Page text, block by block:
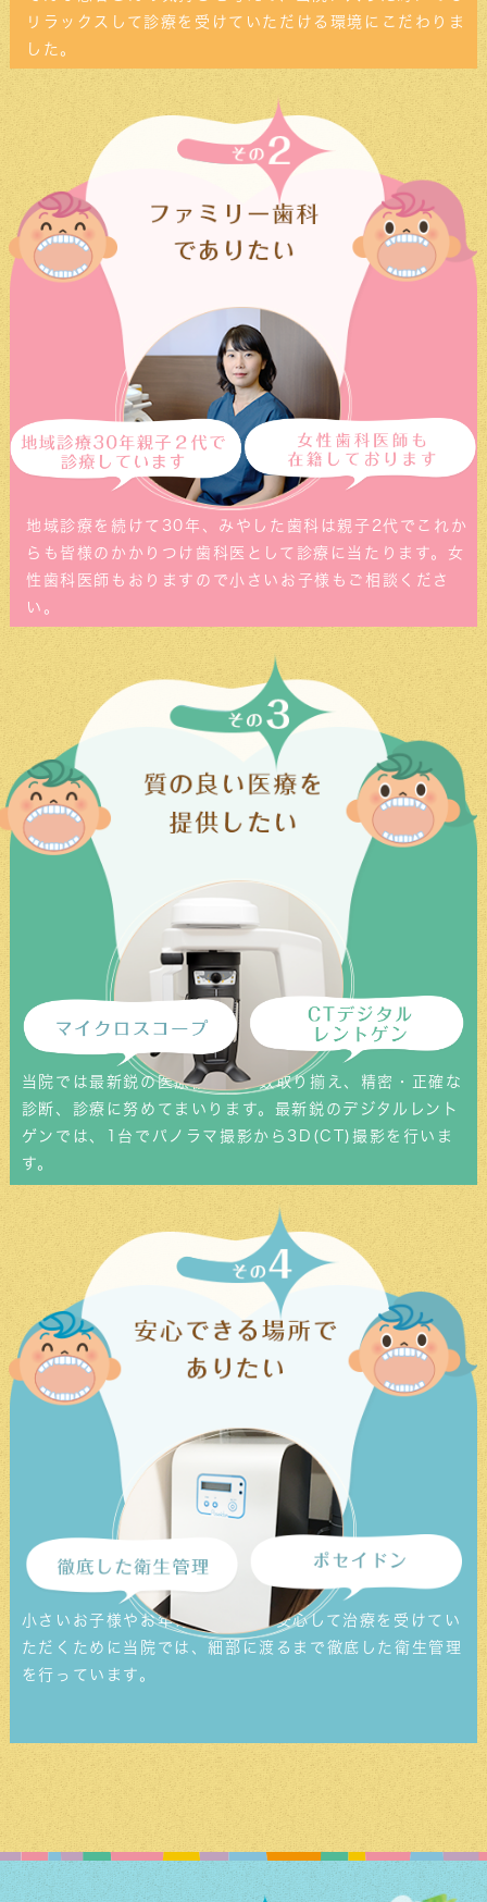
次回の矯正治療日は6/13(金)15:30〜、
ご予約お待ちしております。
2025/5/2
ゴールデンウィークの休診について
ゴールデンウィークに伴い、5/2(金)〜6(火)ま
で休診とさせていただきます。7(水)より通常通
り診察させていただきます。ご迷惑をおかけし
ますが、よろしくお願いいたします。
2025/4/13
5月の矯正治療について
次回の矯正治療日は5/9(金)15:30〜、5/10(土)
午前の部となります。
ご予約お待ちしております。
2025/3/19
4月の矯正治療日について
次回の矯正治療日は4/11(金)15:30〜、
4/12(土)午前の部となります。
2025/1/15
2月の矯正治療日について
次回の矯正治療日は2/7(金)15:30〜、2/8(土)
午前の部となります。
ご予約お待ちしております。
2024/12/19
年末年始の休診日と1月の矯正治療日
について
本年もご来院いただきまして、誠にありがとう
ございました。
年末年始の休診日は12/28(土)午後の部〜
1/3(金)までとなります(28日は午前中までの診
療になります)。新年は1/4(土)より通常通り診
療致します。
1月の矯正治療日は1/10(金)15:30〜、11(土)午
前の部となります。ご予約をお待ちしておりま
す。
12月の矯正治療日と年末年始の予定に
ついて
次回の矯正治療日は12/13(金)15:30〜、
12/14(土)午前の部となります。
ご予約お待ちしております。
年末は12/28(土)午後の部〜新年1/3(金)まで休
診とさせていただきます。
1/4(土)より通常通りの診察となります。
ご迷惑をおかけしますが、よろしくお願いいた
します。
2024/10/15
11月の矯正治療日について
次回の矯正治療日は11/9(土)午前の部、
11/15(金)15:30〜となります。
次回は変則的な予定となっております。お間違
えのないようご来院をお願い致します。
次回の矯正治療日は10/11(金)15:30〜、
10/12(土)午前の部となります。
ご予約お待ちしております。
リラックスして診療を受けていただける環境にこだわりま
した。
地域診療を続けて30年、みやした歯科は親子2代でこれか
らも皆様のかかりつけ歯科医として診療に当たります。女
性歯科医師もおりますので小さいお子様もご相談くださ
い。
当院では最新鋭の医療機器を多数取り揃え、精密・正確な
診断、診療に努めてまいります。最新鋭のデジタルレント
ゲンでは、1台でパノラマ撮影から3D(CT)撮影を行いま
す。
小さいお子様やお年寄りの方でも安心して治療を受けてい
ただくために当院では、細部に渡るまで徹底した衛生管理
を行っています。